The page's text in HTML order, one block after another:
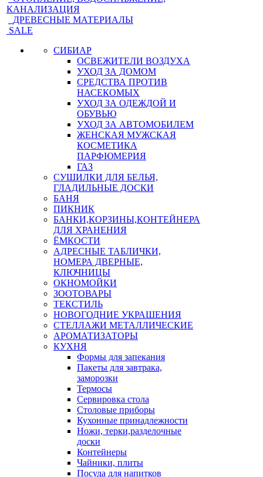
КАНАЛИЗАЦИЯ
ДРЕВЕСНЫЕ МАТЕРИАЛЫ
SALE
СИБИАР
ОСВЕЖИТЕЛИ ВОЗДУХА
УХОД ЗА ДОМОМ
СРЕДСТВА ПРОТИВ
НАСЕКОМЫХ
УХОД ЗА ОДЕЖДОЙ И
ОБУВЬЮ
УХОД ЗА АВТОМОБИЛЕМ
ЖЕНСКАЯ МУЖСКАЯ
КОСМЕТИКА
ПАРФЮМЕРИЯ
ГАЗ
СУШИЛКИ ДЛЯ БЕЛЬЯ,
ГЛАДИЛЬНЫЕ ДОСКИ
БАНЯ
ПИКНИК
БАНКИ,КОРЗИНЫ,КОНТЕЙНЕРА
ДЛЯ ХРАНЕНИЯ
ЁМКОСТИ
АДРЕСНЫЕ ТАБЛИЧКИ,
НОМЕРА ДВЕРНЫЕ,
КЛЮЧНИЦЫ
ОКНОМОЙКИ
ЗООТОВАРЫ
ТЕКСТИЛЬ
НОВОГОДНИЕ УКРАШЕНИЯ
СТЕЛЛАЖИ МЕТАЛЛИЧЕСКИЕ
АРОМАТИЗАТОРЫ
КУХНЯ
Формы для запекания
Пакеты для завтрака,
заморозки
Термосы
Сервировка стола
Столовые приборы
Кухонные принадлежности
Ножи, терки,разделочные
доски
Контейнеры
Чайники, плиты
Посуда для напитков